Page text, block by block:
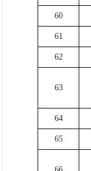
60
61
62
63
64
65